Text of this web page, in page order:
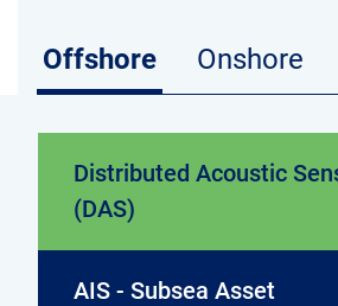
Offshore Onshore
Distributed Acoustic
(DAS)
AIS - Subsea Asset